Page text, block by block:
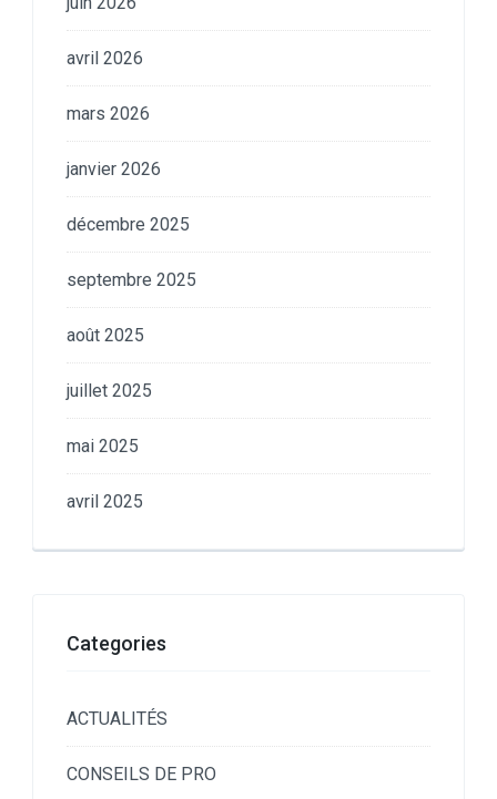
avril 2026
mars 2026
janvier 2026
décembre 2025
septembre 2025
août 2025
juillet 2025
mai 2025
avril 2025
Categories
ACTUALITÉS
CONSEILS DE PRO